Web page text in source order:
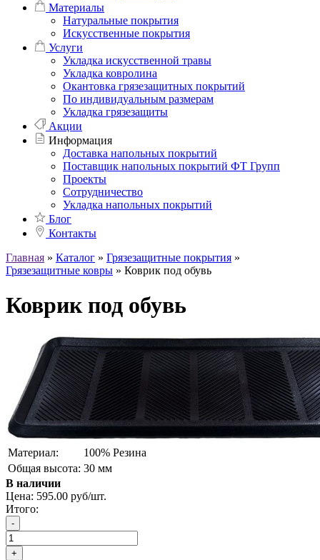
Материалы
Натуральные покрытия
Искусственные покрытия
Услуги
Укладка искусственной травы
Укладка ковролина
Окантовка грязезащитных покрытий
По индивидуальным размерам
Укладка грязезащиты
Акции
Информация
Доставка напольных покрытий
Поставщик напольных покрытий ФТ Групп
Проекты
Сотрудничество
Укладка напольных покрытий
Блог
Контакты
Главная » Каталог » Грязезащитные покрытия »
Грязезащитные ковры » Коврик под обувь
Коврик под обувь
Материал:
100% Резина
Общая высота: 30 мм
В наличии
Цена: 595.00 руб/шт.
Итого: